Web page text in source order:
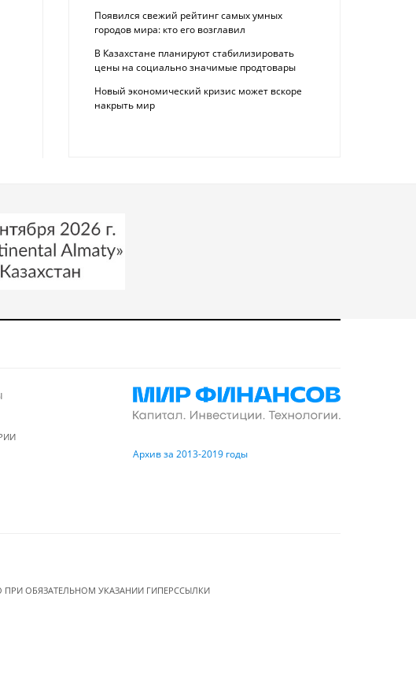
Появился свежий рейтинг самых умных
городов мира: кто его возглавил
В Казахстане планируют стабилизировать
цены на социально значимые продтовары
Новый экономический кризис может вскоре
накрыть мир
Архив за 2013-2019 годы
ПРИ ОБЯЗАТЕЛЬНОМ УКАЗАНИИ ГИПЕРССЫЛКИ